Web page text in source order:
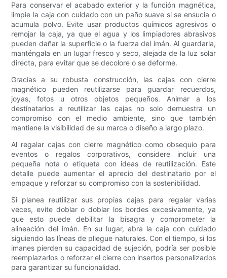
Para conservar el acabado exterior y la función magnética,
limpie la caja con cuidado con un paño suave si se ensucia o
acumula polvo. Evite usar productos químicos agresivos o
remojar la caja, ya que el agua y los limpiadores abrasivos
pueden dañar la superficie o la fuerza del imán. Al guardarla,
manténgala en un lugar fresco y seco, alejada de la luz solar
directa, para evitar que se decolore o se deforme.
Gracias a su robusta construcción, las cajas con cierre
magnético pueden reutilizarse para guardar recuerdos,
joyas, fotos u otros objetos pequeños. Animar a los
destinatarios a reutilizar las cajas no solo demuestra un
compromiso con el medio ambiente, sino que también
mantiene la visibilidad de su marca o diseño a largo plazo.
Al regalar cajas con cierre magnético como obsequio para
eventos o regalos corporativos, considere incluir una
pequeña nota o etiqueta con ideas de reutilización. Este
detalle puede aumentar el aprecio del destinatario por el
empaque y reforzar su compromiso con la sostenibilidad.
Si planea reutilizar sus propias cajas para regalar varias
veces, evite doblar o doblar los bordes excesivamente, ya
que esto puede debilitar la bisagra y comprometer la
alineación del imán. En su lugar, abra la caja con cuidado
siguiendo las líneas de pliegue naturales. Con el tiempo, si los
imanes pierden su capacidad de sujeción, podría ser posible
reemplazarlos o reforzar el cierre con insertos personalizados
para garantizar su funcionalidad.